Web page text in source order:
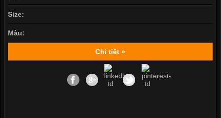
Size:
Màu:
Chi tiết »